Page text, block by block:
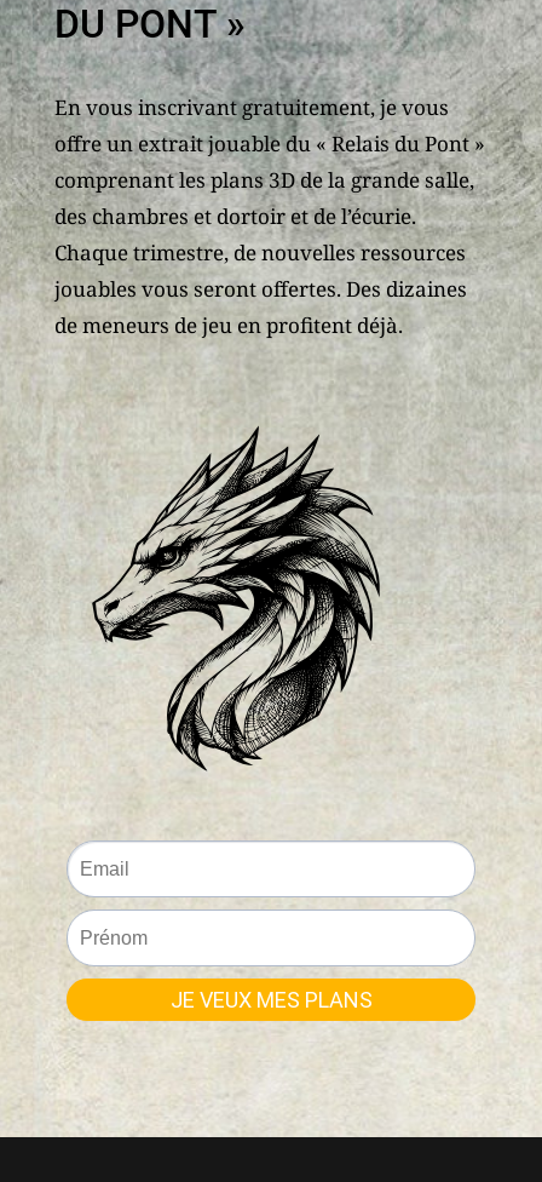
DU PONT »
En vous inscrivant gratuitement, je vous
offre un extrait jouable du « Relais du Pont »
comprenant les plans 3D de la grande salle,
des chambres et dortoir et de l’écurie.
Chaque trimestre, de nouvelles ressources
jouables vous seront offertes. Des dizaines
de meneurs de jeu en profitent déjà.